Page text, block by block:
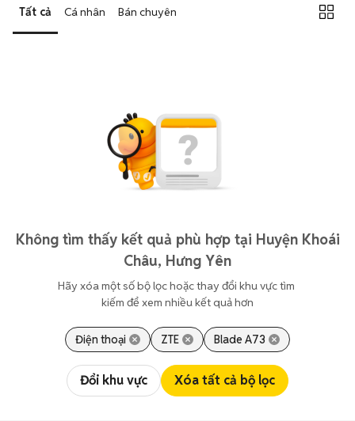
Tất cả Cá nhân Bán chuyên
Không tìm thấy kết quả phù hợp tại Huyện Khoái
Châu, Hưng Yên
Hãy xóa một số bộ lọc hoặc thay đổi khu vực tìm
kiếm để xem nhiều kết quả hơn
Điện thoại ZTE Blade A73
Đổi khu vực Xóa tất cả bộ lọc